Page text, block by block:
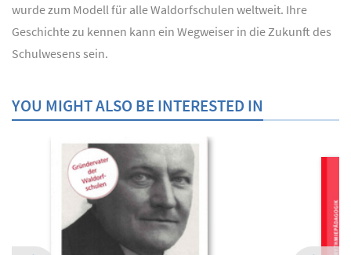
wurde zum Modell für alle Waldorfschulen weltweit. Ihre
Geschichte zu kennen kann ein Wegweiser in die Zukunft des
Schulwesens sein.
YOU MIGHT ALSO BE INTERESTED IN